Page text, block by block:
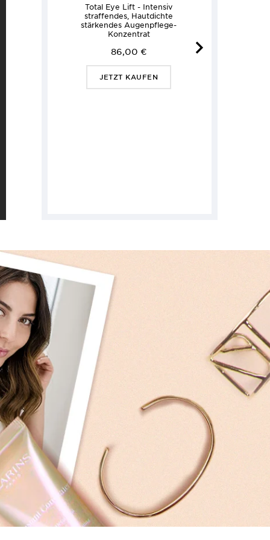
Total Eye Lift - Intensiv
straffendes, Hautdichte
stärkendes Augenpflege-
Konzentrat
86,00 €
JETZT KAUFEN